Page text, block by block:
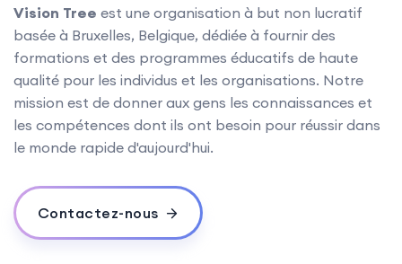
Vision Tree est une organisation à but non lucratif
basée à Bruxelles, Belgique, dédiée à fournir des
formations et des programmes éducatifs de haute
qualité pour les individus et les organisations. Notre
mission est de donner aux gens les connaissances et
les compétences dont ils ont besoin pour réussir dans
le monde rapide d'aujourd'hui.
Contactez-nous